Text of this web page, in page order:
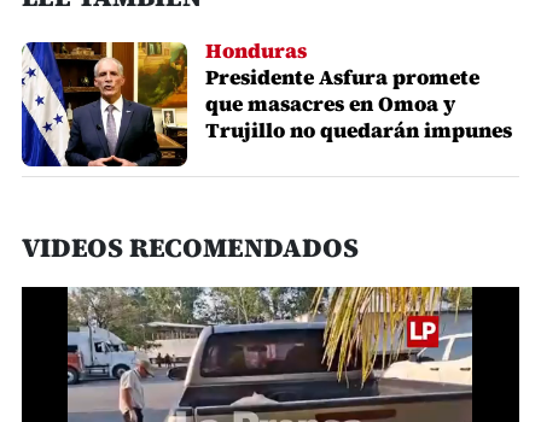
Honduras
Presidente Asfura promete
que masacres en Omoa y
Trujillo no quedarán impunes
VIDEOS RECOMENDADOS